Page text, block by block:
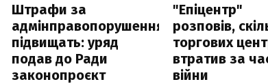
Штрафи за
адмінправопорушення
підвищать: уряд
подав до Ради
законопроєкт
"Епіцентр"
розповів,
торгових
втратив за
війни